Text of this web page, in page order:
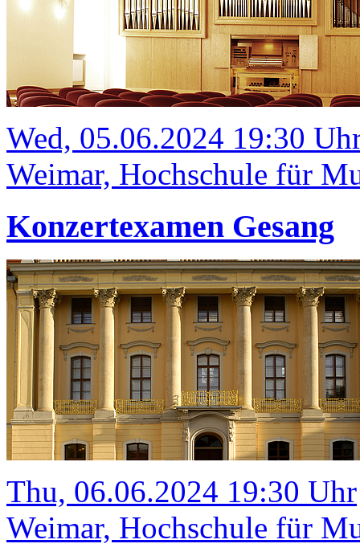
Wed, 05.06.2024 19:30
Weimar, Hochschule für
Konzertexamen Gesang
Thu, 06.06.2024 19:30 Uhr
Weimar, Hochschule für